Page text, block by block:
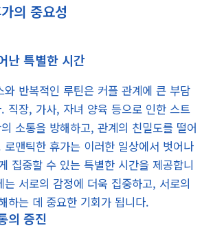
의 중요성
난 특별한 시간
와 반복적인 루틴은 커플 관계에 큰 부담
직장, 가사, 자녀 양육 등으로 인한 스트
소통을 방해하고, 관계의 친밀도를 떨어
맨틱한 휴가는 이러한 일상에서 벗어나
집중할 수 있는 특별한 시간을 제공합니
서로의 감정에 더욱 집중하고, 서로의
하는 데 중요한 기회가 됩니다.
의 증진